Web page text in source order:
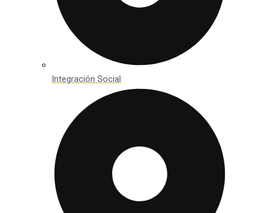
Integración Social